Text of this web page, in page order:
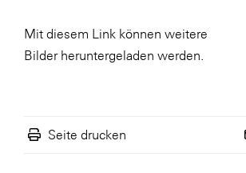
Mit diesem Link können weitere
Bilder heruntergeladen werden.
Seite drucken